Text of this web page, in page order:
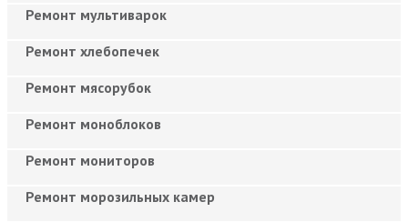
Ремонт мультиварок
Ремонт хлебопечек
Ремонт мясорубок
Ремонт моноблоков
Ремонт мониторов
Ремонт морозильных камер